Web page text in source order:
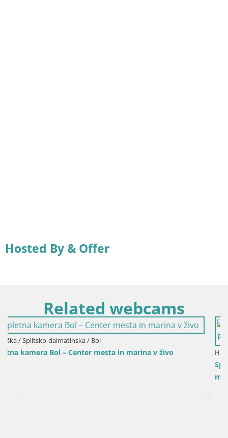
Hosted By & Offer
Related webcams
živo Hrvaška / Splitsko-dalmatinska / Bol
Spletna kamera Bol pristanišče – Pogled v živo